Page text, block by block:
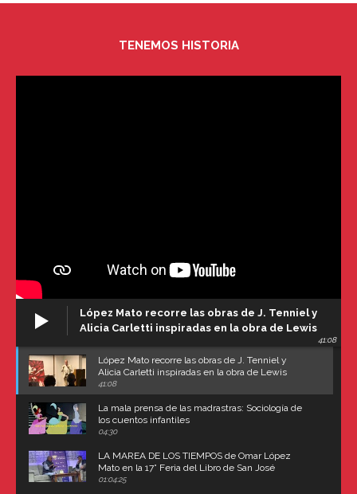
TENEMOS HISTORIA
López Mato recorre las obras de J. Tenniel y
Alicia Carletti inspiradas en la obra de Lewis
41:08
López Mato recorre las obras de J. Tenniel y
Alicia Carletti inspiradas en la obra de Lewis
Carroll
41:08
La mala prensa de las madrastras: Sociología de
los cuentos infantiles
04:30
LA MAREA DE LOS TIEMPOS de Omar López
Mato en la 17° Feria del Libro de San José
(Uruguay)
01:04:25